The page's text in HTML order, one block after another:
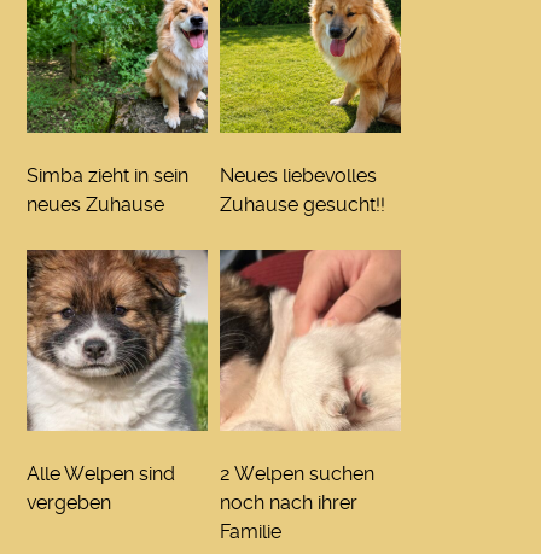
Simba zieht in sein
neues Zuhause
Neues liebevolles
Zuhause gesucht!!
Alle Welpen sind
vergeben
2 Welpen suchen
noch nach ihrer
Familie